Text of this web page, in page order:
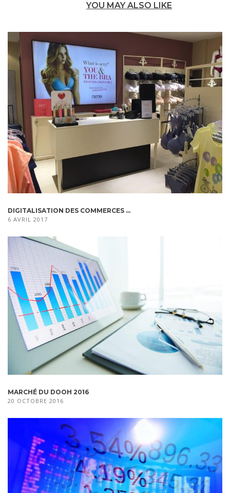
YOU MAY ALSO LIKE
DIGITALISATION DES COMMERCES ...
6 AVRIL 2017
MARCHÉ DU DOOH 2016
20 OCTOBRE 2016